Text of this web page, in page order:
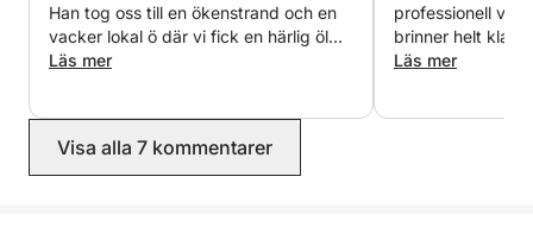
Han tog oss till en ökenstrand och en
vacker lokal ö där vi fick en härlig öl
och glass. Diogo var kunnig, artig och
Läs mer
professionell
brinner helt klart
närområde och
Läs mer
Visa alla 7 kommentarer